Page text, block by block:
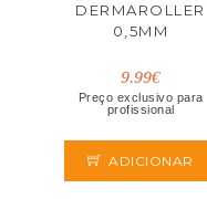
DERMAROLLER
0,5MM
9.99€
Preço exclusivo para
profissional
ADICIONAR